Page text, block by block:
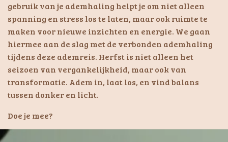
gebruik van je ademhaling helpt je om niet alleen
spanning en stress los te laten, maar ook ruimte te
maken voor nieuwe inzichten en energie. We gaan
hiermee aan de slag met de verbonden ademhaling
tijdens deze ademreis. Herfst is niet alleen het
seizoen van vergankelijkheid, maar ook van
transformatie. Adem in, laat los, en vind balans
tussen donker en licht.
Doe je mee?